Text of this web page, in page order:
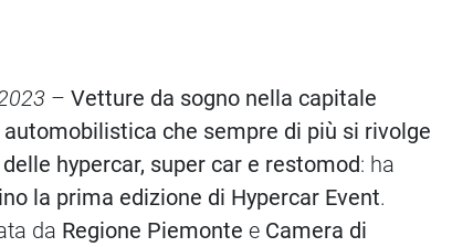
– Vetture da sogno nella capitale
che sempre di più si rivolge
hypercar, super car e restomod: ha
la prima edizione di Hypercar Event.
da Regione Piemonte e Camera di